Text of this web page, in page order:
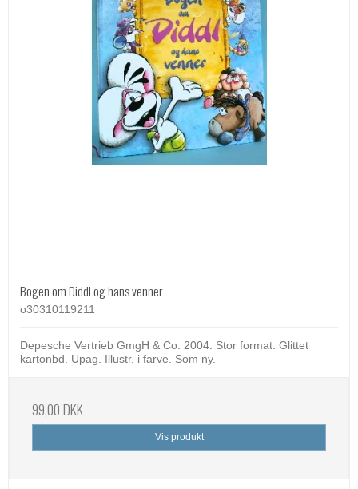
Bogen om Diddl og hans venner
o30310119211
Depesche Vertrieb GmgH & Co. 2004. Stor format. Glittet
kartonbd. Upag. Illustr. i farve. Som ny.
99,00 DKK
Vis produkt